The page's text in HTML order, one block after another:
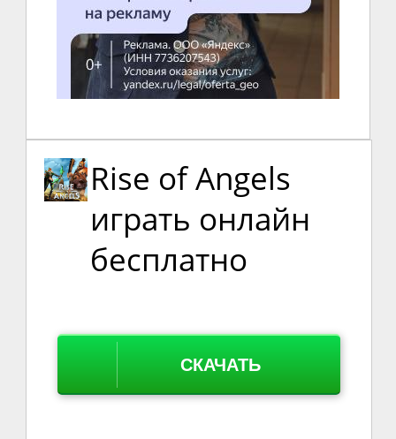
Rise of Angels
играть онлайн
бесплатно
СКАЧАТЬ